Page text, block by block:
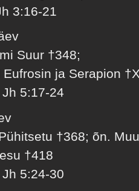
3:16-21
Suur †348;
ja Serapion
5:17-24
†368; õn.
†418
5:24-30